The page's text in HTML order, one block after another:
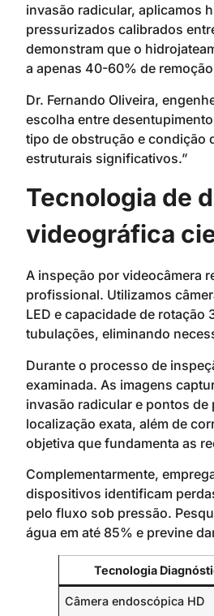
invasão radicular, aplicamos
pressurizados calibrados
demonstram que o
a apenas 40-60% de
Dr. Fernando Oliveira,
escolha entre
tipo de obstrução e condição
estruturais significativos.”
Tecnologia de
videográfica
A inspeção por videocâmera
profissional. Utilizamos
LED e capacidade de
tubulações, eliminando
Durante o processo de
examinada. As imagens
invasão radicular e pontos
localização exata, além de
objetiva que fundamenta as
Complementarmente,
dispositivos identificam
pelo fluxo sob pressão.
água em até 85% e previne
Tecnologia
Câmera endoscópica HD